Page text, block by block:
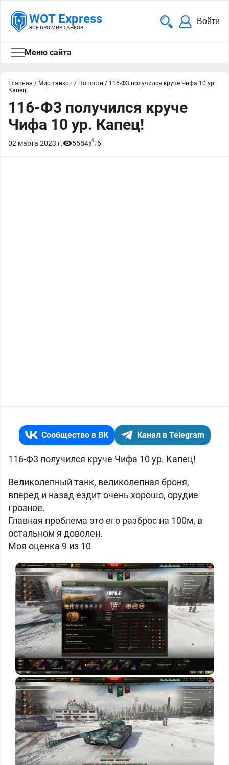
WOT Express
ВСЁ ПРО МИР ТАНКОВ
Войти
Меню сайта
Главная / Мир танков / Новости / 116-Ф3 получился круче Чифа 10 ур.
Капец!
116-Ф3 получился круче
Чифа 10 ур. Капец!
02 марта 2023 г. 5554 6
Сообщество в ВК Канал в Telegram
116-Ф3 получился круче Чифа 10 ур. Капец!
Великолепный танк, великолепная броня,
вперед и назад ездит очень хорошо, орудие
грозное.
Главная проблема это его разброс на 100м, в
остальном я доволен.
Моя оценка 9 из 10